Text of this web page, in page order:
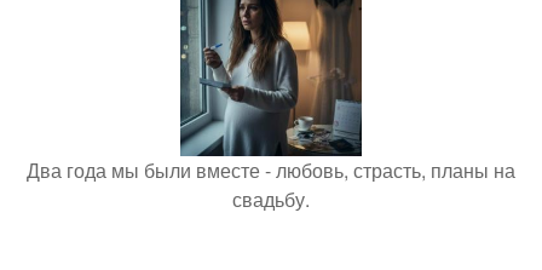
Два года мы были вместе - любовь, страсть, планы на
свадьбу.